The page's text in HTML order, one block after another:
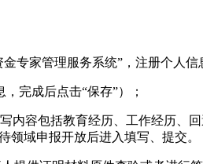
专家管理服务系统”，注册个人
完成后点击“保存”）；
内容包括教育经历、工作经历
域申报开放后进入填写、提交。